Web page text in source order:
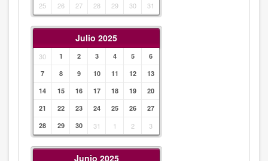
25
26 27 28 29 30 31
Julio 2025
30 1 2 3 4 5
6
7
8 9 10 11 12
13
14
15 16 17 18 19
20
21
22 23 24 25 26
27
28
29 30 31 1 2 3
Junio 2025